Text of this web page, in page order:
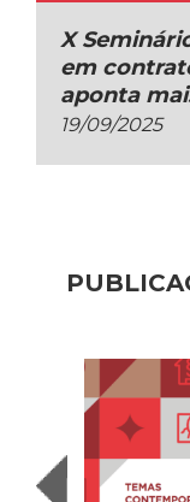
X
em
aponta
19/09/2025